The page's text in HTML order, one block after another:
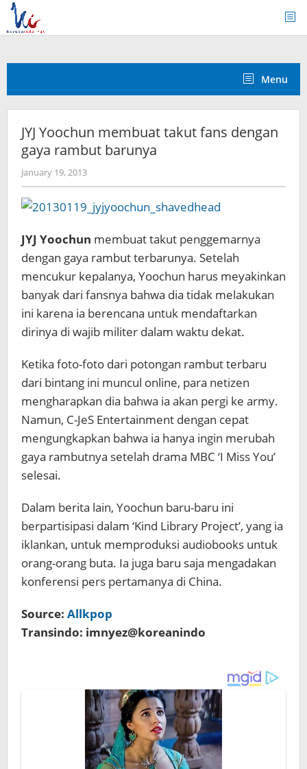
Skip
content
Menu
JYJ Yoochun membuat takut fans dengan
gaya rambut barunya
January 19, 2013by
Koreanindo
JYJ Yoochun membuat takut penggemarnya
dengan gaya rambut terbarunya. Setelah
mencukur kepalanya, Yoochun harus meyakinkan
banyak dari fansnya bahwa dia tidak melakukan
ini karena ia berencana untuk mendaftarkan
dirinya di wajib militer dalam waktu dekat.
Ketika foto-foto dari potongan rambut terbaru
dari bintang ini muncul online, para netizen
mengharapkan dia bahwa ia akan pergi ke army.
Namun, C-JeS Entertainment dengan cepat
mengungkapkan bahwa ia hanya ingin merubah
gaya rambutnya setelah drama MBC ‘I Miss You’
selesai.
Dalam berita lain, Yoochun baru-baru ini
berpartisipasi dalam ‘Kind Library Project’, yang ia
iklankan, untuk memproduksi audiobooks untuk
orang-orang buta. Ia juga baru saja mengadakan
konferensi pers pertamanya di China.
Source: Allkpop
Transindo: imnyez@koreanindo